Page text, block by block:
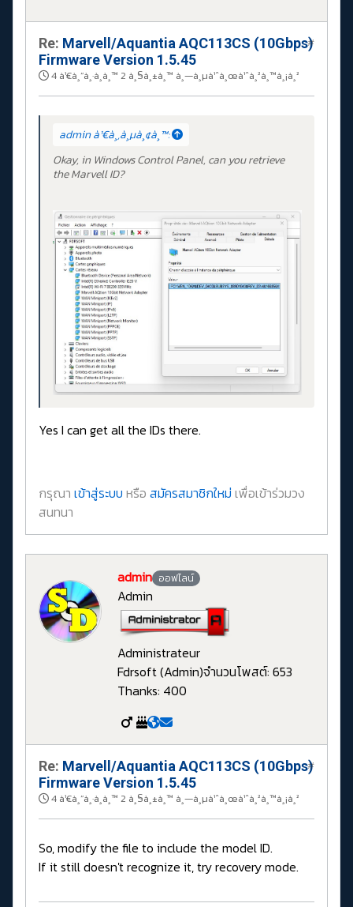
Re: Marvell/Aquantia AQC113CS (10Gbps)
Firmware Version 1.5.45
4 à¹€à¸”à¸·à¸­à¸™ 2 à¸§à¸±à¸™ à¸—à¸µà¹ˆà¸œà¹ˆà¸²à¸™à¸¡à¸²
#
admin à¹€à¸‚à¸µà¸¢à¸™:
Okay, in Windows Control Panel, can you retrieve
the Marvell ID?
Yes I can get all the IDs there.
กรุณา เข้าสู่ระบบ หรือ สมัครสมาชิกใหม่ เพื่อเข้าร่วมวง
สนทนา
admin ออฟไลน์
Admin
Administrateur
Fdrsoft (Admin)จำนวนโพสต์: 653
Thanks: 400
Re: Marvell/Aquantia AQC113CS (10Gbps)
Firmware Version 1.5.45
4 à¹€à¸”à¸·à¸­à¸™ 2 à¸§à¸±à¸™ à¸—à¸µà¹ˆà¸œà¹ˆà¸²à¸™à¸¡à¸²
#
So, modify the file to include the model ID.
If it still doesn't recognize it, try recovery mode.